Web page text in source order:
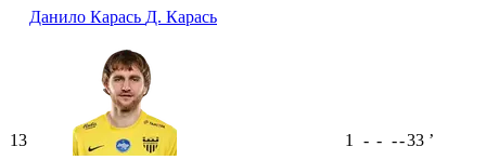
Данило Карась Д. Карась
13 1 - - --33 ʼ